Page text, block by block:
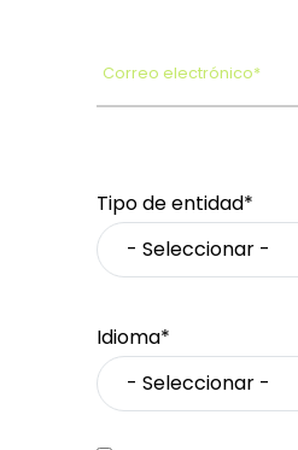
Correo electrónico*
Tipo de entidad*
Idioma*